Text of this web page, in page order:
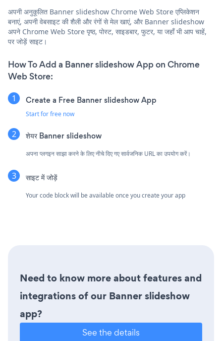
अपनी अनुकूलित Banner slideshow Chrome Web Store एप्लिकेशन
बनाएं, अपनी वेबसाइट की शैली और रंगों से मेल खाएं, और Banner slideshow
अपने Chrome Web Store पृष्ठ, पोस्ट, साइडबार, फुटर, या जहाँ भी आप चाहें,
पर जोड़ें साइट।
How To Add a Banner slideshow App on Chrome
Web Store:
Create a Free Banner slideshow App
Start for free now
शेयर Banner slideshow
अपना प्लगइन साझा करने के लिए नीचे दिए गए सार्वजनिक URL का उपयोग करें।
साइट में जोड़ें
Your code block will be available once you create your app
Need to know more about features and
integrations of our Banner slideshow
app?
See the details